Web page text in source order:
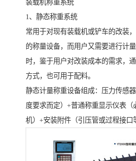
装载机称重系统
1、静态称重系统
常用于对现有装载机或铲车的改装
的称量设备，而用户又需要进行计
时，鉴于用户对改装成本的需求，
方式，也可用于配料。
静态计量称重设备组成：压力传感
度要求而定）+普通称重显示仪表（
机）+安装附件（引压管或过程接口